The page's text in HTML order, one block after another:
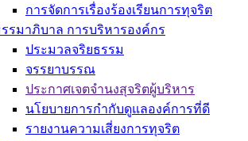
การจัดการเรื่องร้องเรียนการทุจริต
รมาภิบาล การบริหารองค์กร
ประมวลจริยธรรม
จรรยาบรรณ
ประกาศเจตจำนงสุจริตผู้บริหาร
นโยบายการกำกับดูแลองค์การที่ดี
รายงานความเสี่ยงการทุจริต